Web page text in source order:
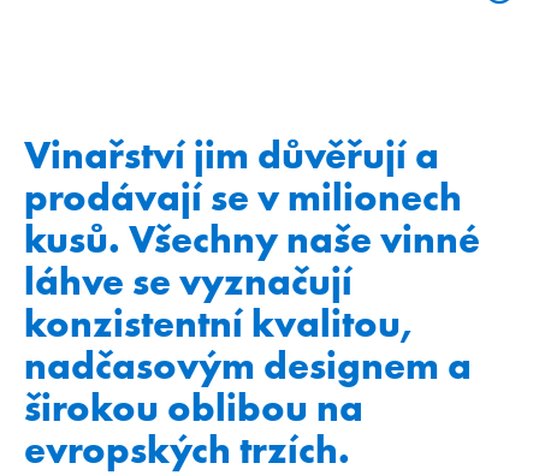
Vinařství jim důvěřují a
prodávají se v milionech
kusů. Všechny naše vinné
láhve se vyznačují
konzistentní kvalitou,
nadčasovým designem a
širokou oblibou na
evropských trzích.